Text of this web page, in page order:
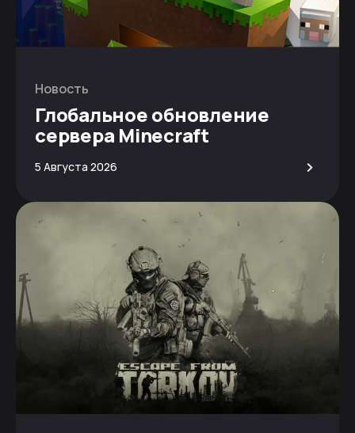
Новость
Глобальное обновление
сервера Minecraft
5 Августа 2026 >